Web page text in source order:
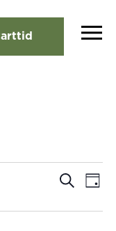
Search
Sök
Dag